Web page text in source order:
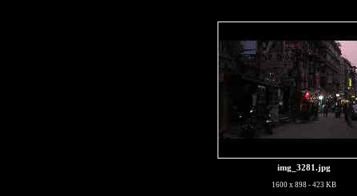
img_3281.jpg
1600 x 898 - 423 KB